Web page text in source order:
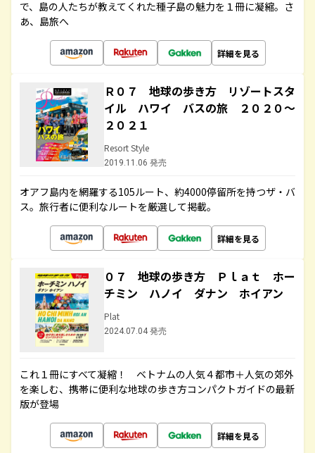
で、島の人たちが教えてくれた種子島の魅力を１冊に凝縮。さ
あ、島旅へ
詳細を見る
Ｒ０７ 地球の歩き方 リゾートスタ
イル ハワイ バスの旅 ２０２０～
２０２１
Resort Style
2019.11.06 発売
オアフ島内を網羅する105ルート、約4000停留所を持つザ・バ
ス。旅行者に便利なルートを厳選して掲載。
詳細を見る
０７ 地球の歩き方 Ｐｌａｔ ホー
チミン ハノイ ダナン ホイアン
Plat
2024.07.04 発売
これ１冊にすべて凝縮！ ベトナムの人気４都市＋人気の郊外
を楽しむ、携帯に便利な地球の歩き方コンパクトガイドの最新
版が登場
詳細を見る